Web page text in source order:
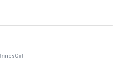
InnesGirl